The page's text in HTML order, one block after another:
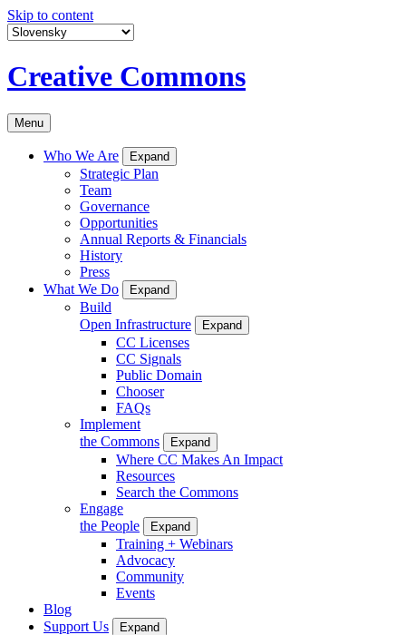
Skip to content
Creative Commons
Menu
Who We Are Expand
Strategic Plan
Team
Governance
Opportunities
Annual Reports & Financials
History
Press
What We Do
Expand
Build
Open Infrastructure
Expand
CC Licenses
CC Signals
Public Domain
Chooser
FAQs
Implement
the Commons
Expand
Where CC Makes An Impact
Resources
Search the Commons
Engage
the People
Expand
Training + Webinars
Advocacy
Community
Events
Blog
Support Us
Expand